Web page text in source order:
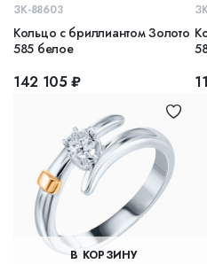
ЗК-88603
Кольцо с бриллиантом Золото
585 белое
142 105 ₽
В КОРЗИНУ